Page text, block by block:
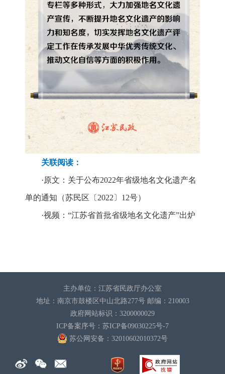
关联阅读：
·原文：关于公布2022年省级地名文化遗产名
单的通知（苏民区〔2022〕12号）
·视频：“江苏省首批省级地名文化遗产”出炉
主办单位：江苏省民政厅办公室
地址：南京市鼓楼区中山北路277号 邮编：210003
政府网站标识：3200000029
ICP备案序号：苏ICP备09030225号-7
苏公网安备：32010602010372号